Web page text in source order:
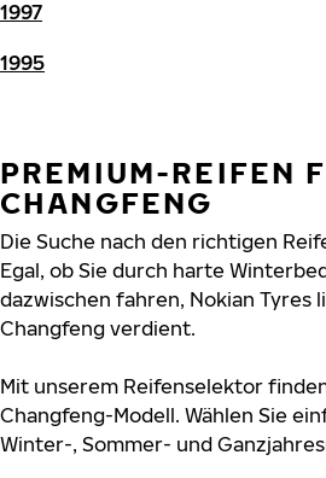
1997
1995
PREMIUM-REIFEN
CHANGFENG
Die Suche nach den richtigen
Egal, ob Sie durch harte
dazwischen fahren, Nokian
Changfeng verdient.
Mit unserem Reifenselektor
Changfeng-Modell. Wählen Sie
Winter-, Sommer- und